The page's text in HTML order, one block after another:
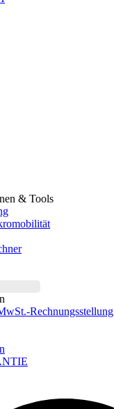
& Tools
Rechnungsstellung